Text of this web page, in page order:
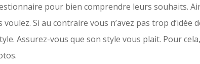
pour bien comprendre leurs souhaits.
Si au contraire vous n’avez pas trop d’idée
Assurez-vous que son style vous plait. Pour